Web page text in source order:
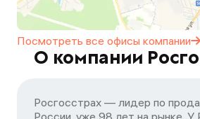
Посмотреть все офисы компании
О компании
Росгосстрах — лидер по
России, уже 98 лет на рынке. У